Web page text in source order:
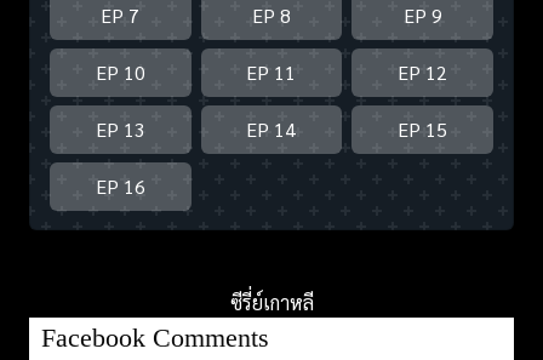
EP 7 EP 8 EP 9
EP 10 EP 11 EP 12
EP 13 EP 14 EP 15
EP 16
ซีรี่ย์เกาหลี
Facebook Comments